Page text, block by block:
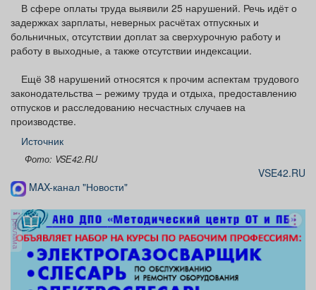
В сфере оплаты труда выявили 25 нарушений. Речь идёт о
задержках зарплаты, неверных расчётах отпускных и
больничных, отсутствии доплат за сверхурочную работу и
работу в выходные, а также отсутствии индексации.
Ещё 38 нарушений относятся к прочим аспектам трудового
законодательства – режиму труда и отдыха, предоставлению
отпусков и расследованию несчастных случаев на
производстве.
Источник
Фото: VSЕ42.RU
VSE42.RU
MAX-канал "Новости"
реклама